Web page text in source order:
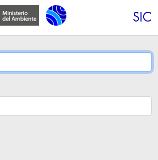
SIC